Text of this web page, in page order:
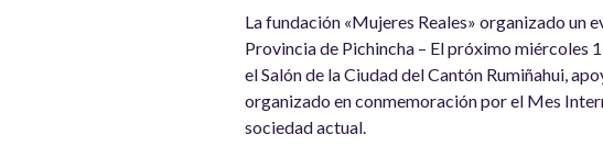
La fundación «Mujeres Reales» organizado un
Provincia de Pichincha – El próximo miércoles
el Salón de la Ciudad del Cantón Rumiñahui,
organizado en conmemoración por el Mes
sociedad actual.